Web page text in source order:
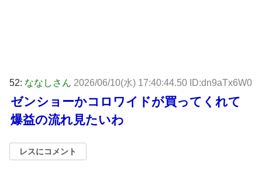
52: ななしさん 2026/06/10(水) 17:40:44.50 ID:dn9aTx6W0
ゼンショーかコロワイドが買ってくれて
爆益の流れ見たいわ
レスにコメント